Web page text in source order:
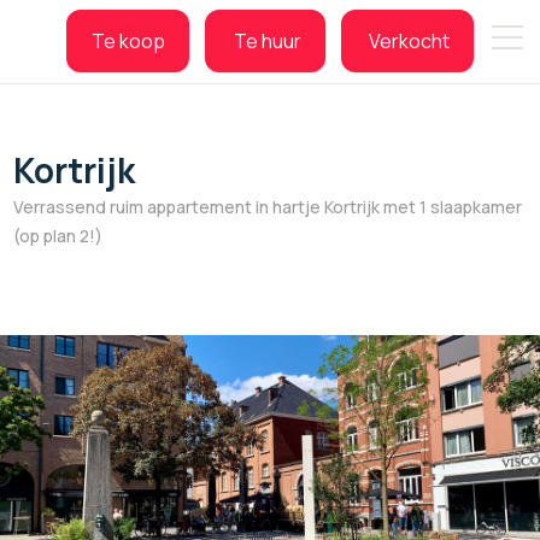
Te koop
Te koop Te huur
Te huur Verkocht
Verkocht
Kortrijk
Verrassend ruim appartement in hartje Kortrijk met 1 slaapkamer
(op plan 2!)